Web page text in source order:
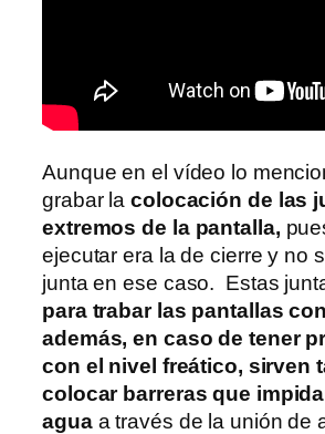
Aunque en el vídeo lo
grabar lacolocación de las
extremos de la pantalla,
ejecutar era la de cierre y no
junta en ese caso. Estas
para trabar las pantallas
además, en caso de tener
con el nivel freático, sirven
colocar barreras que
aguaa través de la unión de